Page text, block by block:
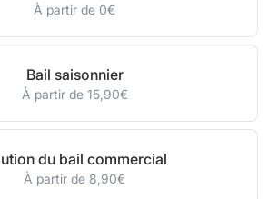
À partir de 0€
Bail saisonnier
À partir de 15,90€
du bail commercial
À partir de 8,90€